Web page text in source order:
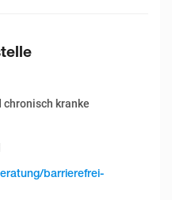
kranke
barrierefrei-